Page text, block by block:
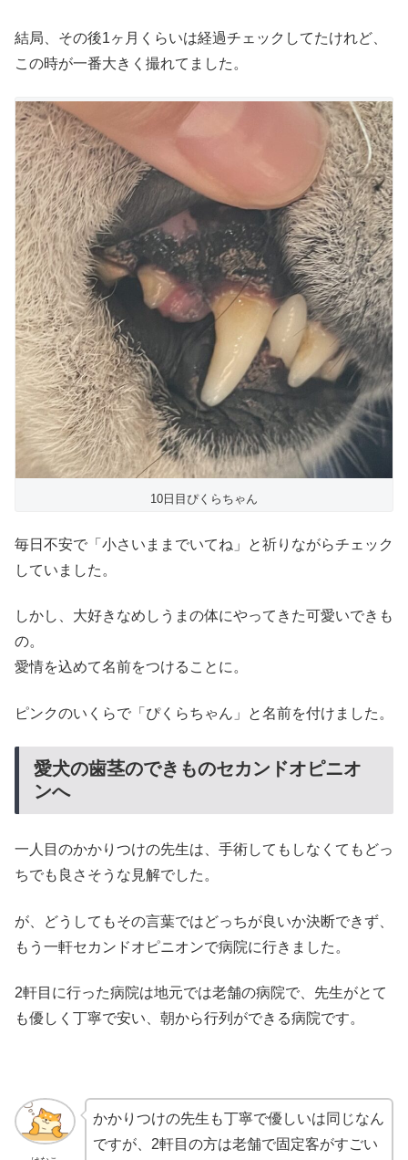
結局、その後1ヶ月くらいは経過チェックしてたけれど、
この時が一番大きく撮れてました。
10日目ぴくらちゃん
毎日不安で「小さいままでいてね」と祈りながらチェック
していました。
しかし、大好きなめしうまの体にやってきた可愛いできも
の。
愛情を込めて名前をつけることに。
ピンクのいくらで「ぴくらちゃん」と名前を付けました。
愛犬の歯茎のできものセカンドオピニオ
ンへ
一人目のかかりつけの先生は、手術してもしなくてもどっ
ちでも良さそうな見解でした。
が、どうしてもその言葉ではどっちが良いか決断できず、
もう一軒セカンドオピニオンで病院に行きました。
2軒目に行った病院は地元では老舗の病院で、先生がとて
も優しく丁寧で安い、朝から行列ができる病院です。
かかりつけの先生も丁寧で優しいは同じなん
ですが、2軒目の方は老舗で固定客がすごい